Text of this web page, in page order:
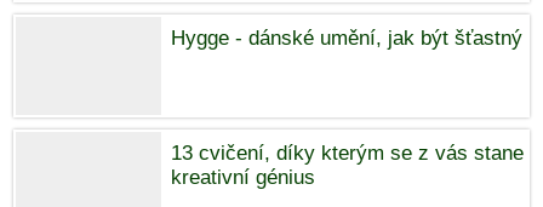
Hygge - dánské umění, jak být šťastný
13 cvičení, díky kterým se z vás stane
kreativní génius